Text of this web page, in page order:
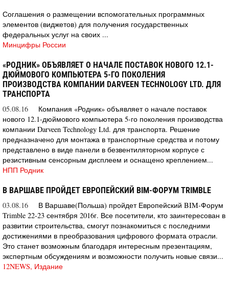
Соглашения о размещении вспомогательных программных
элементов (виджетов) для получения государственных
федеральных услуг на своих ...
Минцифры России
«РОДНИК» ОБЪЯВЛЯЕТ О НАЧАЛЕ ПОСТАВОК НОВОГО 12.1-
ДЮЙМОВОГО КОМПЬЮТЕРА 5-ГО ПОКОЛЕНИЯ
ПРОИЗВОДСТВА КОМПАНИИ DARVEEN TECHNOLOGY LTD. ДЛЯ
ТРАНСПОРТА
05.08.16
Компания «Родник» объявляет о начале поставок
нового 12.1-дюймового компьютера 5-го поколения производства
компании Darveen Technology Ltd. для транспорта. Решение
предназначено для монтажа в транспортные средства и потому
представлено в виде панели в безвентиляторном корпусе с
резистивным сенсорным дисплеем и оснащено креплением...
НПП Родник
В ВАРШАВЕ ПРОЙДЕТ ЕВРОПЕЙСКИЙ BIM-ФОРУМ TRIMBLE
03.08.16
В Варшаве(Польша) пройдет Европейский BIM-Форум
Trimble 22-23 сентября 2016г. Все посетители, кто заинтересован в
развитии строительства, смогут познакомиться с последними
достижениями в преобразования цифрового формата отрасли.
Это станет возможным благодаря интересным презентациям,
экспертным обсуждениям и возможности получить новые связи...
12NEWS, Издание